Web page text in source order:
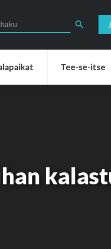
Tee-se-itse